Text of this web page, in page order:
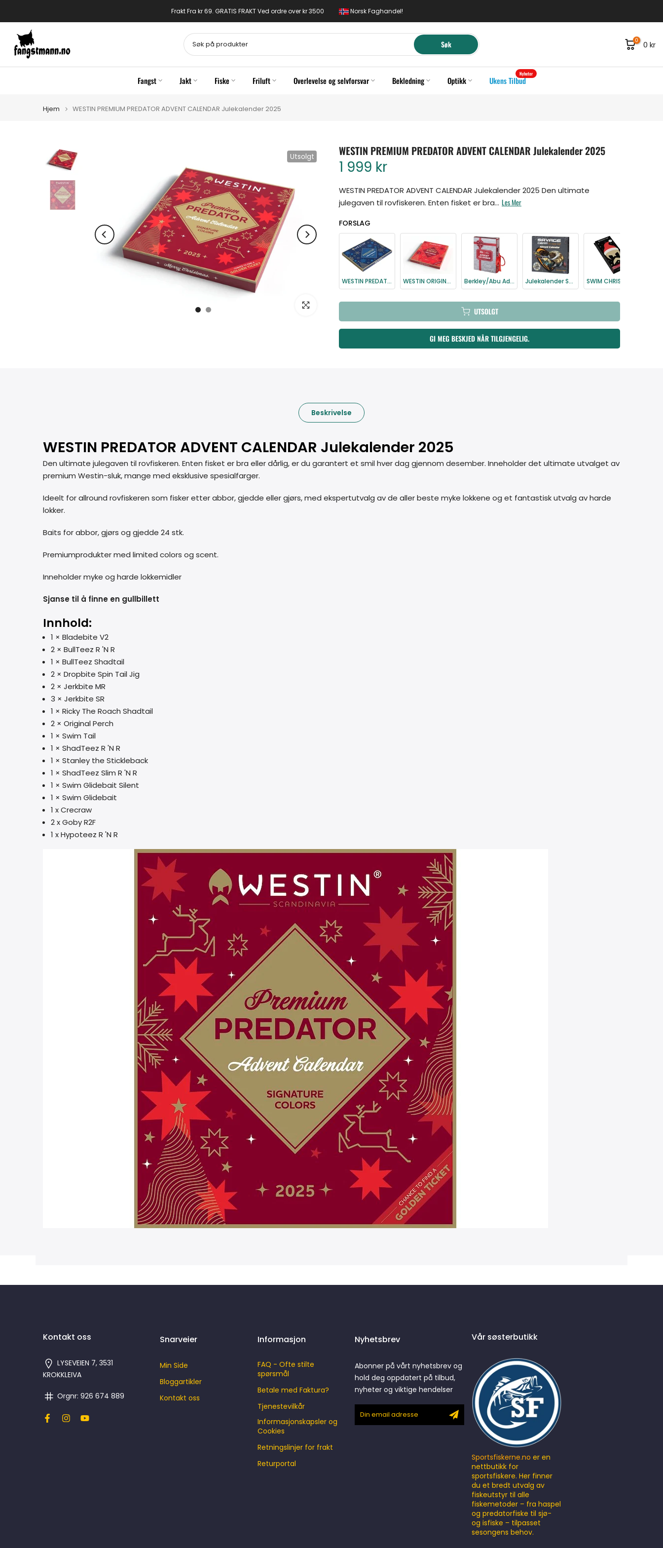
til
innhold
Frakt Fra kr 69. GRATIS FRAKT Ved ordre over kr 3500 Norsk Faghandel!
Søk 0 0 kr
Fangst Jakt Fiske Friluft Overlevelse og selvforsvar Bekledning Optikk Ukens Tilbud
Nyheter
Hjem WESTIN PREMIUM PREDATOR ADVENT CALENDAR Julekalender 2025
Utsolgt
Klikk for å forstørre
WESTIN PREMIUM PREDATOR ADVENT CALENDAR Julekalender 2025
1 999 kr
WESTIN PREDATOR ADVENT CALENDAR Julekalender 2025 Den ultimate
julegaven til rovfiskeren. Enten fisket er bra... Les Mer
FORSLAG
WESTIN PREDATOR ADVENT CALENDAR Julekalender 2025 WESTIN ORIGINAL SWIM ADVENT CALENDAR Julekalender 2025 Berkley/Abu Advent Calendar 3.0 Predator Julekalender 2025 Julekalender Savage Gear Advent Predator 2025
UTSOLGT
GI MEG BESKJED NÅR TILGJENGELIG.
Beskrivelse
WESTIN PREDATOR ADVENT CALENDAR Julekalender 2025
Den ultimate julegaven til rovfiskeren. Enten fisket er bra eller dårlig, er du garantert et smil hver dag gjennom desember. Inneholder det ultimate utvalget av
premium Westin-sluk, mange med eksklusive spesialfarger.
Ideelt for allround rovfiskeren som fisker etter abbor, gjedde eller gjørs, med ekspertutvalg av de aller beste myke lokkene og et fantastisk utvalg av harde
lokker.
Baits for abbor, gjørs og gjedde 24 stk.
Premiumprodukter med limited colors og scent.
Inneholder myke og harde lokkemidler
Sjanse til å finne en gullbillett
Innhold:
1 × Bladebite V2
2 × BullTeez R 'N R
1 × BullTeez Shadtail
2 × Dropbite Spin Tail Jig
2 × Jerkbite MR
3 × Jerkbite SR
1 × Ricky The Roach Shadtail
2 × Original Perch
1 × Swim Tail
1 × ShadTeez R 'N R
1 × Stanley the Stickleback
1 × ShadTeez Slim R 'N R
1 × Swim Glidebait Silent
1 × Swim Glidebait
1 x Crecraw
2 x Goby R2F
1 x Hypoteez R 'N R
Kontakt oss
LYSEVEIEN 7, 3531
KROKKLEIVA
Orgnr: 926 674 889
Snarveier
Min Side
Bloggartikler
Kontakt oss
Informasjon
FAQ - Ofte stilte
spørsmål
Betale med Faktura?
Tjenestevilkår
Informasjonskapsler og
Cookies
Retningslinjer for frakt
Returportal
Nyhetsbrev
Abonner på vårt nyhetsbrev og
hold deg oppdatert på tilbud,
nyheter og viktige hendelser
Vår søsterbutikk
Sportsfiskerne.no er en
nettbutikk for
sportsfiskere. Her finner
du et bredt utvalg av
fiskeutstyr til alle
fiskemetoder – fra haspel
og predatorfiske til sjø-
og isfiske – tilpasset
sesongens behov.